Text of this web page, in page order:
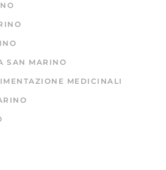
SAN MARINO
MEDICINALI